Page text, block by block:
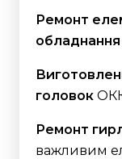
Ремонт
обладнання
головок
Ремонт
важливим